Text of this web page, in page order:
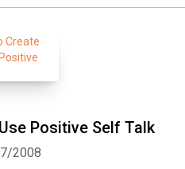
Positive Self Talk
2008